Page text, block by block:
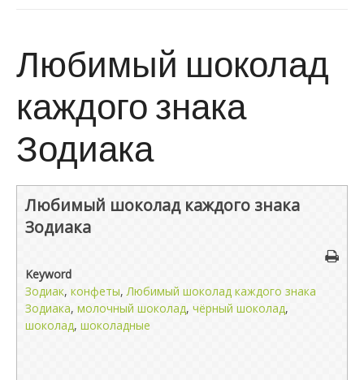
Любимый шоколад
каждого знака
Зодиака
Любимый шоколад каждого знака
Зодиака
Keyword
Зодиак, конфеты,Любимый шоколад каждого знака
Зодиака, молочный шоколад, чёрный шоколад,
шоколад, шоколадные